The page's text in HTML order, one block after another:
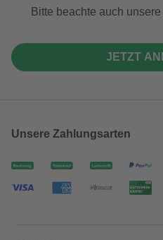
Bitte beachte auch unsere
JETZT
Unsere Zahlungsarten